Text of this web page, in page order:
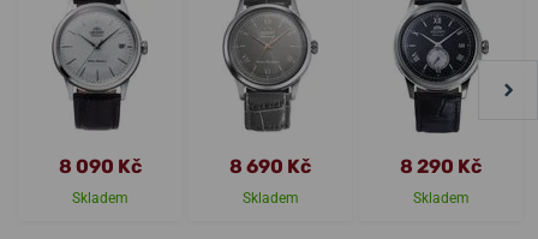
8 090 Kč
Skladem
8 690 Kč
Skladem
8 290 Kč
Skladem